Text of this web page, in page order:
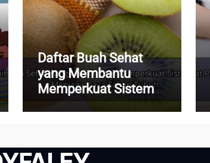
Daftar Buah Sehat
yang Membantu
Memperkuat Sistem
Imun dan Menjaga